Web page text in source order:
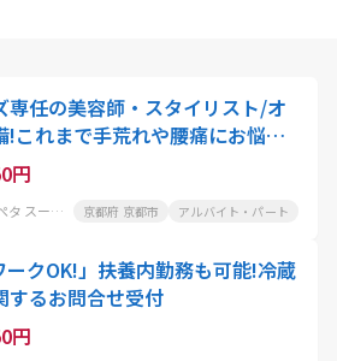
専任の美容師・スタイリスト/オ
!これまで手荒れや腰痛にお悩み
評
円
カットカラー専門店チョキぺタ スーパーマツモト五条店 京都府 京都市 アルバイト・パート
ークOK!」扶養内勤務も可能!冷蔵
するお問合せ受付
円